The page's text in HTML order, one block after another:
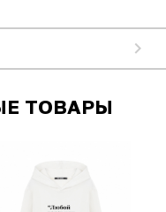
ТОВАРЫ